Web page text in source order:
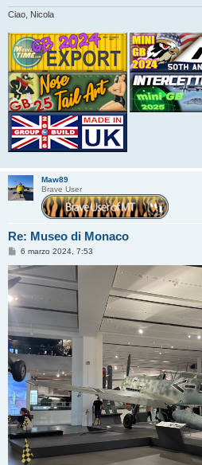
Ciao, Nicola
Maw89
Brave User
Re: Museo di Monaco
M
s
s
g
g
o
6 marzo 2024, 7:53